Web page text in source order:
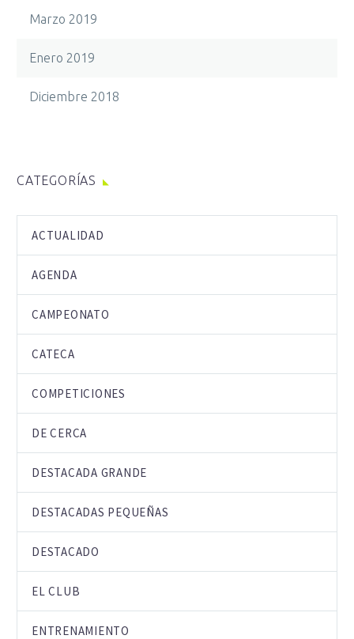
Marzo 2019
Enero 2019
Diciembre 2018
CATEGORÍAS
ACTUALIDAD
AGENDA
CAMPEONATO
CATECA
COMPETICIONES
DE CERCA
DESTACADA GRANDE
DESTACADAS PEQUEÑAS
DESTACADO
EL CLUB
ENTRENAMIENTO